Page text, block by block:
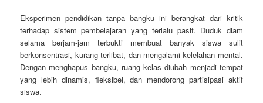
Eksperimen pendidikan tanpa bangku ini berangkat dari kritik
terhadap sistem pembelajaran yang terlalu pasif. Duduk diam
selama berjam-jam terbukti membuat banyak siswa sulit
berkonsentrasi, kurang terlibat, dan mengalami kelelahan mental.
Dengan menghapus bangku, ruang kelas diubah menjadi tempat
yang lebih dinamis, fleksibel, dan mendorong partisipasi aktif
siswa.